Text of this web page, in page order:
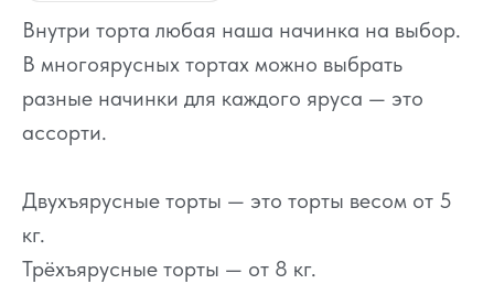
Внутри торта любая наша начинка на выбор.
В многоярусных тортах можно выбрать
разные начинки для каждого яруса — это
ассорти.
Двухъярусные торты — это торты весом от 5
кг.
Трёхъярусные торты — от 8 кг.